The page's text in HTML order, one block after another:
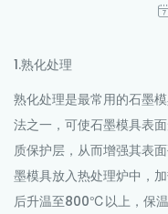
1.熟化处理
熟化处理是最常用的石墨
法之一，可使石墨模具表
质保护层，从而增强其表
墨模具放入热处理炉中，
后升温至800℃以上，保温